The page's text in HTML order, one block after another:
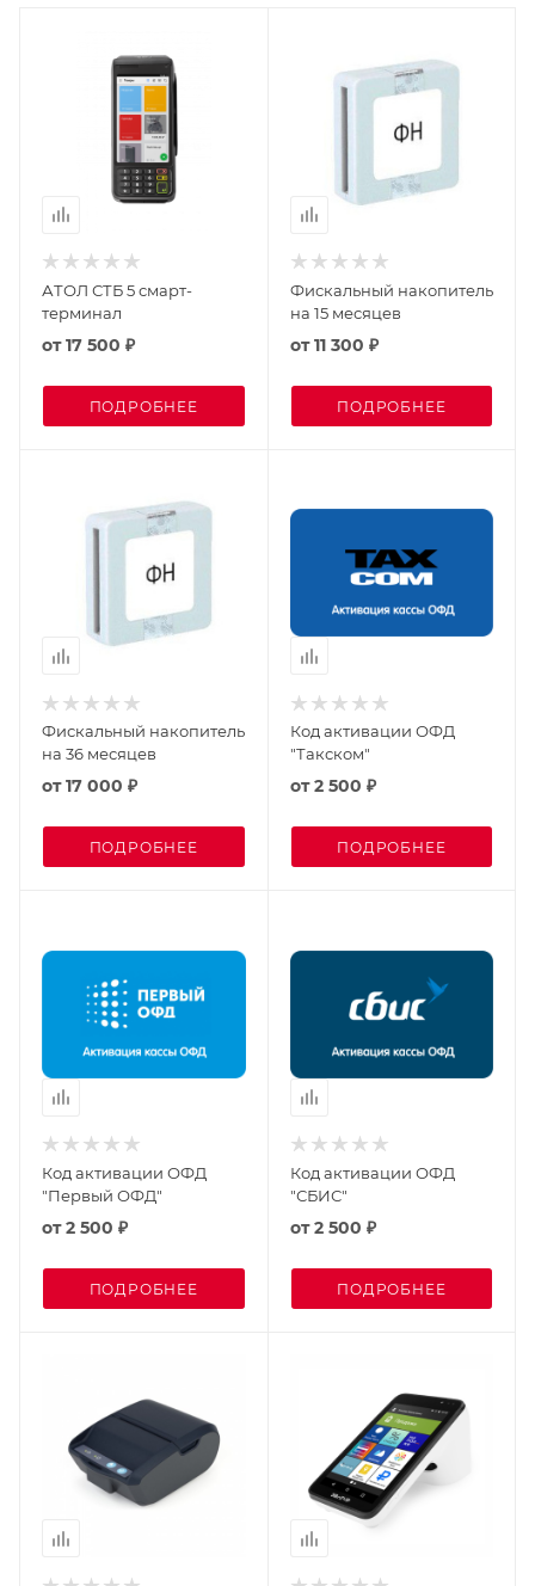
АТОЛ СТБ 5 смарт-
терминал
от17 500 ₽
ПОДРОБНЕЕ
Фискальный накопитель
на 15 месяцев
от11 300 ₽
ПОДРОБНЕЕ
Фискальный накопитель
на 36 месяцев
от17 000 ₽
ПОДРОБНЕЕ
Код активации ОФД
"Такском"
от2 500 ₽
ПОДРОБНЕЕ
Код активации ОФД
"Первый ОФД"
от2 500 ₽
ПОДРОБНЕЕ
Код активации ОФД
"СБИС"
от2 500 ₽
ПОДРОБНЕЕ